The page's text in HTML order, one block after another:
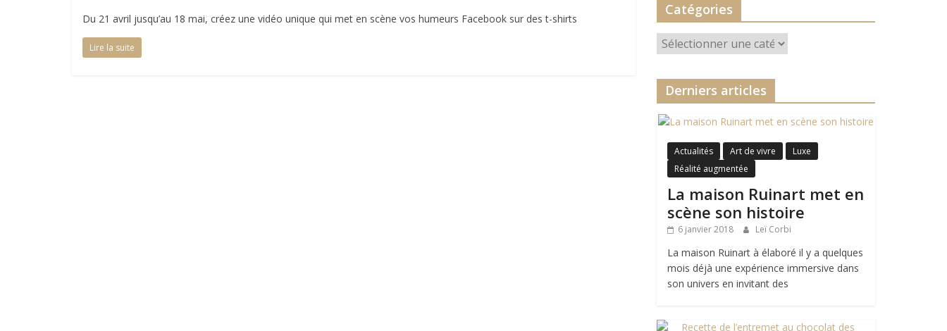
Du 21 avril jusqu’au 18 mai, créez une vidéo unique qui met en scène vos humeurs Facebook sur des t-shirts
Lire la suite
Catégories
Catégories
Derniers articles
Actualités Art de vivre
Luxe
Réalité augmentée
La maison Ruinart met en
scène son histoire
6 janvier 2018 Leï Corbi
La maison Ruinart à élaboré il y a quelques
mois déjà une expérience immersive dans
son univers en invitant des